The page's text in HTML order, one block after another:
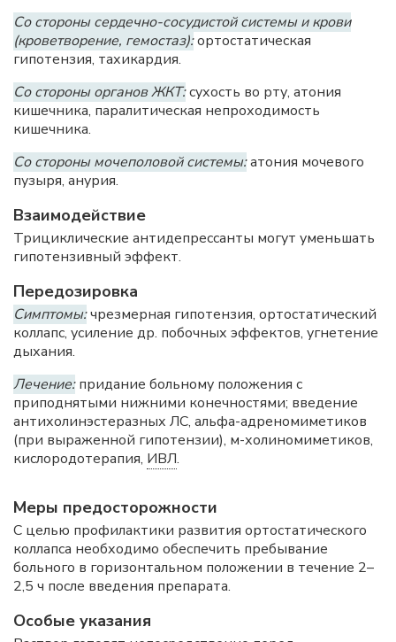
Со стороны сердечно-сосудистой системы и крови
(кроветворение, гемостаз):ортостатическая
гипотензия, тахикардия.
Со стороны органов ЖКТ:сухость во рту, атония
кишечника, паралитическая непроходимость
кишечника.
Со стороны мочеполовой системы:атония мочевого
пузыря, анурия.
Взаимодействие
Трициклические антидепрессанты могут уменьшать
гипотензивный эффект.
Передозировка
Симптомы:чрезмерная гипотензия, ортостатический
коллапс, усиление др. побочных эффектов, угнетение
дыхания.
Лечение:придание больному положения с
приподнятыми нижними конечностями; введение
антихолинэстеразных ЛС, альфа-адреномиметиков
(при выраженной гипотензии), м-холиномиметиков,
кислородотерапия, ИВЛ.
Меры предосторожности
С целью профилактики развития ортостатического
коллапса необходимо обеспечить пребывание
больного в горизонтальном положении в течение 2–
2,5 ч после введения препарата.
Особые указания